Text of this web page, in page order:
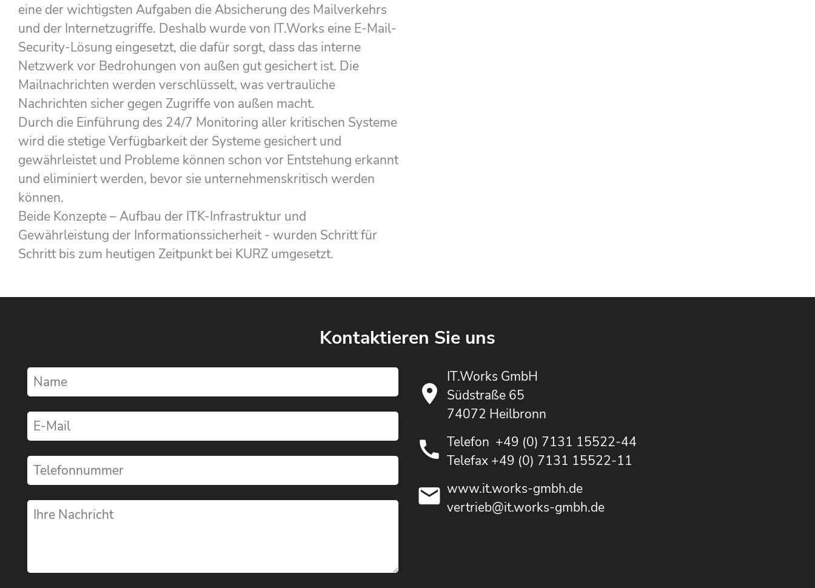
eine der wichtigsten Aufgaben die Absicherung des Mailverkehrs
und der Internetzugriffe. Deshalb wurde von IT.Works eine E-Mail-
Security-Lösung eingesetzt, die dafür sorgt, dass das interne
Netzwerk vor Bedrohungen von außen gut gesichert ist. Die
Mailnachrichten werden verschlüsselt, was vertrauliche
Nachrichten sicher gegen Zugriffe von außen macht.
Durch die Einführung des 24/7 Monitoring aller kritischen Systeme
wird die stetige Verfügbarkeit der Systeme gesichert und
gewährleistet und Probleme können schon vor Entstehung erkannt
und eliminiert werden, bevor sie unternehmenskritisch werden
können.
Beide Konzepte – Aufbau der ITK-Infrastruktur und
Gewährleistung der Informationssicherheit - wurden Schritt für
Schritt bis zum heutigen Zeitpunkt bei KURZ umgesetzt.
Kontaktieren Sie uns
IT.Works GmbH
Südstraße 65
74072 Heilbronn
Telefon +49 (0) 7131 15522-44
Telefax +49 (0) 7131 15522-11
www.it.works-gmbh.de
vertrieb@it.works-gmbh.de